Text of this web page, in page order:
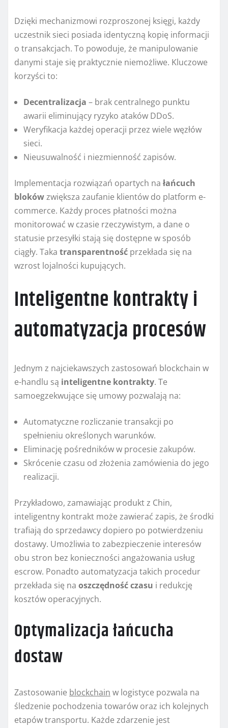
Dzięki mechanizmowi rozproszonej księgi, każdy
uczestnik sieci posiada identyczną kopię informacji
o transakcjach. To powoduje, że manipulowanie
danymi staje się praktycznie niemożliwe. Kluczowe
korzyści to:
Decentralizacja – brak centralnego punktu
awarii eliminujący ryzyko ataków DDoS.
Weryfikacja każdej operacji przez wiele węzłów
sieci.
Nieusuwalność i niezmienność zapisów.
Implementacja rozwiązań opartych na łańcuch
blokówzwiększa zaufanie klientów do platform e-
commerce. Każdy proces płatności można
monitorować w czasie rzeczywistym, a dane o
statusie przesyłki stają się dostępne w sposób
ciągły. Taka transparentność przekłada się na
wzrost lojalności kupujących.
Inteligentne kontrakty i
automatyzacja procesów
Jednym z najciekawszych zastosowań blockchain w
e-handlu są inteligentne kontrakty. Te
samoegzekwujące się umowy pozwalają na:
Automatyczne rozliczanie transakcji po
spełnieniu określonych warunków.
Eliminację pośredników w procesie zakupów.
Skrócenie czasu od złożenia zamówienia do jego
realizacji.
Przykładowo, zamawiając produkt z Chin,
inteligentny kontrakt może zawierać zapis, że środki
trafiają do sprzedawcy dopiero po potwierdzeniu
dostawy. Umożliwia to zabezpieczenie interesów
obu stron bez konieczności angażowania usług
escrow. Ponadto automatyzacja takich procedur
przekłada się na oszczędność czasu i redukcję
kosztów operacyjnych.
Optymalizacja łańcucha
dostaw
Zastosowanie blockchain w logistyce pozwala na
śledzenie pochodzenia towarów oraz ich kolejnych
etapów transportu. Każde zdarzenie jest